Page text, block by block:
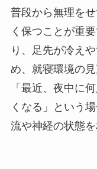
普段から無理を
く保つことが重
り、足先が冷え
め、就寝環境の
「最近、夜中に
くなる」という
流や神経の状態